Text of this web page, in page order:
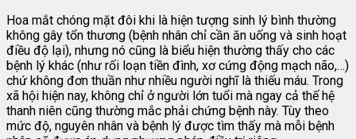
Hoa mắt chóng mặt đôi khi là hiện tượng sinh lý bình thường
không gây tổn thương (bệnh nhân chỉ cần ăn uống và sinh hoạt
điều độ lại), nhưng nó cũng là biểu hiện thường thấy cho các
bệnh lý khác (như rối loạn tiền đình, xơ cứng động mạch não,…)
chứ không đơn thuần như nhiều người nghĩ là thiếu máu. Trong
xã hội hiện nay, không chỉ ở người lớn tuổi mà ngay cả thế hệ
thanh niên cũng thường mắc phải chứng bệnh này. Tùy theo
mức độ, nguyên nhân và bệnh lý được tìm thấy mà mỗi bệnh